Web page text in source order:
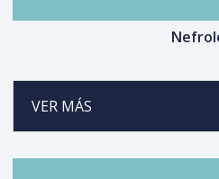
VER MÁS